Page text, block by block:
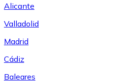
Alicante
Valladolid
Madrid
Cádiz
Baleares